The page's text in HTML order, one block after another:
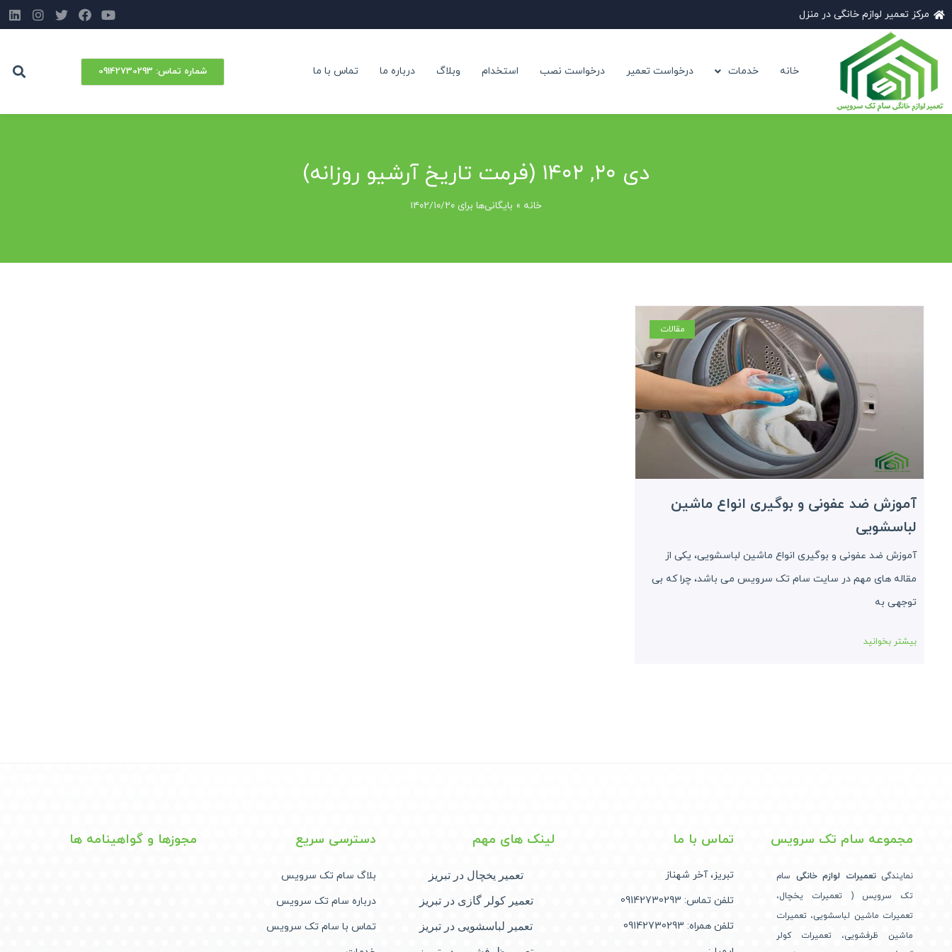
مرکز تعمیر لوازم خانگی در منزل
خانه خدمات درخواست تعمیر درخواست نصب استخدام وبلاگ درباره ما تماس با ما شماره‌ تماس: 09142730293
دی ۲۰, ۱۴۰۲ (فرمت تاریخ آرشیو روزانه)
خانه » بایگانی‌ها برای ۱۴۰۲/۱۰/۲۰
مقالات
آموزش ضد عفونی و بوگیری انواع ماشین
لباسشویی
آموزش ضد عفونی و بوگیری انواع ماشین لباسشویی، یکی از
مقاله های مهم در سایت سام تک سرویس می باشد، چرا که بی
توجهی به
بیشتر بخوانید
مجموعه سام تک سرویس
نمایندگیتعمیرات لوازم خانگی سام
تک سرویس ( تعمیرات یخچال،
تعمیرات ماشین لباسشویی، تعمیرات
ماشین ظرفشویی، تعمیرات کولر
تماس با ما
تبریز، آخر شهناز
تلفن تماس: 09142730293
تلفن همراه: 09142730293
لینک های مهم
تعمیر یخچال در تبریز
تعمیر کولر گازی در تبریز
تعمیر لباسشویی در تبریز
دسترسی سریع
بلاگ سام تک سرویس
درباره سام تک سرویس
تماس با سام تک سرویس
مجوزها و گواهینامه ها